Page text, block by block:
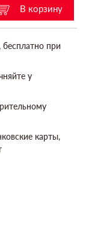
при
у
карты,